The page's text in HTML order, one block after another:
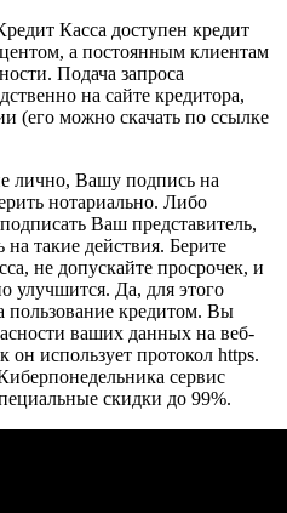
Касса доступен кредит
а постоянным клиентам
Подача запроса
на сайте кредитора,
(его можно скачать по ссылке
лично, Вашу подпись на
нотариально. Либо
Ваш представитель,
на такие действия. Берите
не допускайте просрочек, и
улучшится. Да, для этого
пользование кредитом. Вы
ваших данных на веб-
он использует протокол https.
сервис
скидки до 99%.